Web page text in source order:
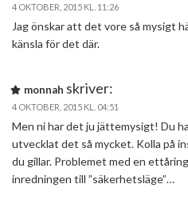
4 OKTOBER, 2015 KL. 11:26
Jag önskar att det vore så mysigt
känsla för det där.
monnah skriver:
4 OKTOBER, 2015 KL. 04:51
Men ni har det ju jättemysigt! Du
utvecklat det så mycket. Kolla på
du gillar. Problemet med en
inredningen till ”säkerhetsläge”…